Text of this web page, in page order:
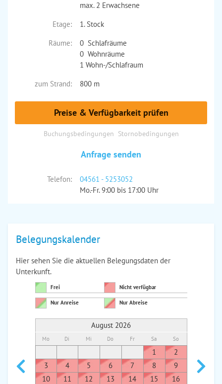
max. 2 Erwachsene
Etage:
1. Stock
Räume:
0 Schlafräume
0 Wohnräume
1 Wohn-/Schlafraum
zum Strand:
800 m
Preise & Verfügbarkeit prüfen
Buchungsbedingungen Stornobedingungen
Anfrage senden
Telefon:
04561 - 5253052
Mo.-Fr. 9:00 bis 17:00 Uhr
Belegungskalender
Hier sehen Sie die aktuellen Belegungsdaten der
Unterkunft.
Frei Nicht verfügbar
Nur Anreise Nur Abreise
August 2026
Mo Di Mi Do Fr Sa So
1
2
3
4 5 6 7 8
9
10
11 12 13 14 15
16
7